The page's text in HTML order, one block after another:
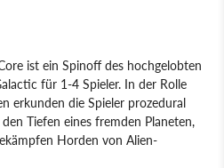
ist ein Spinoff des hochgelobten
für 1-4 Spieler. In der Rolle
erkunden die Spieler prozedural
Tiefen eines fremden Planeten,
Horden von Alien-